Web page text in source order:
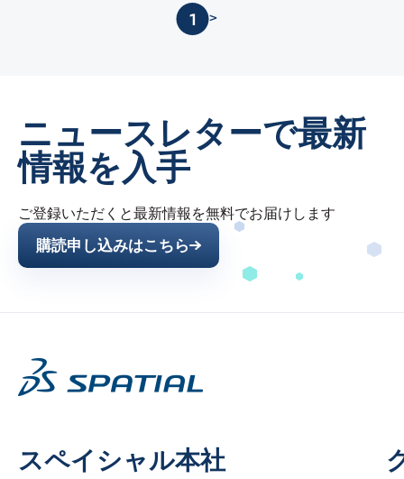
1 2>
ニュースレターで最新
情報を入手
ご登録いただくと最新情報を無料でお届けします
購読申し込みはこちら
スペイシャル本社